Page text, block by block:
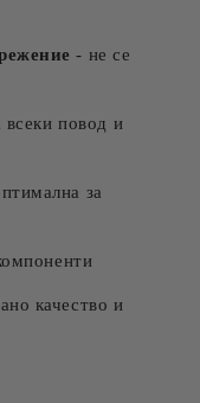
- не се
всеки повод и
за
качество и